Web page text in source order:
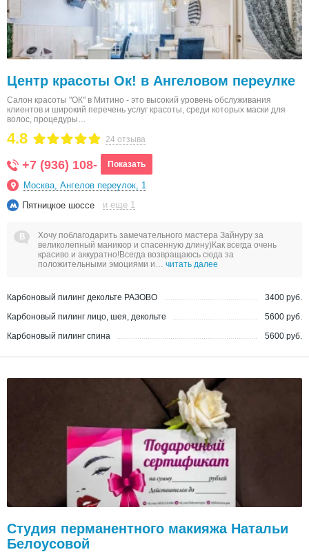
Центр красоты Ок! в Ангеловом переулке
Салон красоты "ОК" в Митино - это высокий уровень обслуживания
клиентов и широкий перечень услуг красоты, среди которых маски для
волос, процедуры…
24 отзыва
4.8
+7 (936) 108- Показать
Москва, Ангелов переулок, 1
Пятницкое шоссе
и еще 1
Хочу поблагодарить замечательного мастера Зайнуру за
великолепный маникюр и спасенную длину)Как всегда очень
красиво и аккуратно!Всегда возвращаюсь сюда за
положительными эмоциями и… читать далее
Карбоновый пилинг декольте РАЗОВО
3400 руб.
Карбоновый пилинг лицо, шея, декольте
5600 руб.
Карбоновый пилинг спина
5600 руб.
Студия перманентного макияжа Натальи
Белоусовой